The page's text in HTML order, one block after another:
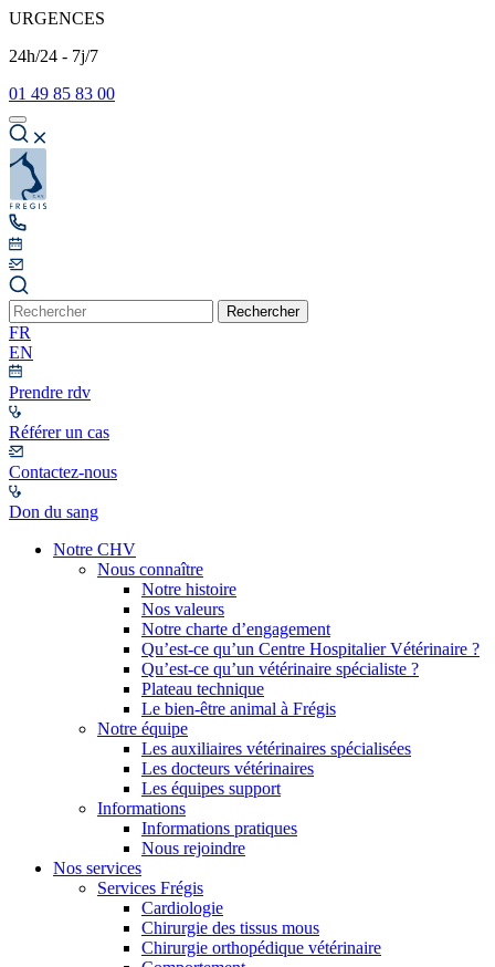
URGENCES
24h/24 - 7j/7
01 49 85 83 00
Rechercher
FR
EN
Prendre rdv
Référer un cas
Contactez-nous
Don du sang
Notre CHV
Nous connaître
Notre histoire
Nos valeurs
Notre charte d’engagement
Qu’est-ce qu’un Centre Hospitalier Vétérinaire ?
Qu’est-ce qu’un vétérinaire spécialiste ?
Plateau technique
Le bien-être animal à Frégis
Notre équipe
Les auxiliaires vétérinaires spécialisées
Les docteurs vétérinaires
Les équipes support
Informations
Informations pratiques
Nous rejoindre
Nos services
Services Frégis
Cardiologie
Chirurgie des tissus mous
Chirurgie orthopédique vétérinaire